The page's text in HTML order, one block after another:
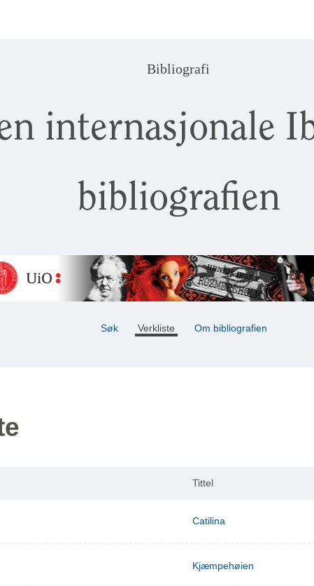
Bibliografi
internasjonale
bibliografien
Søk Verkliste Om bibliografien
Tittel
Catilina
Kjæmpehøien